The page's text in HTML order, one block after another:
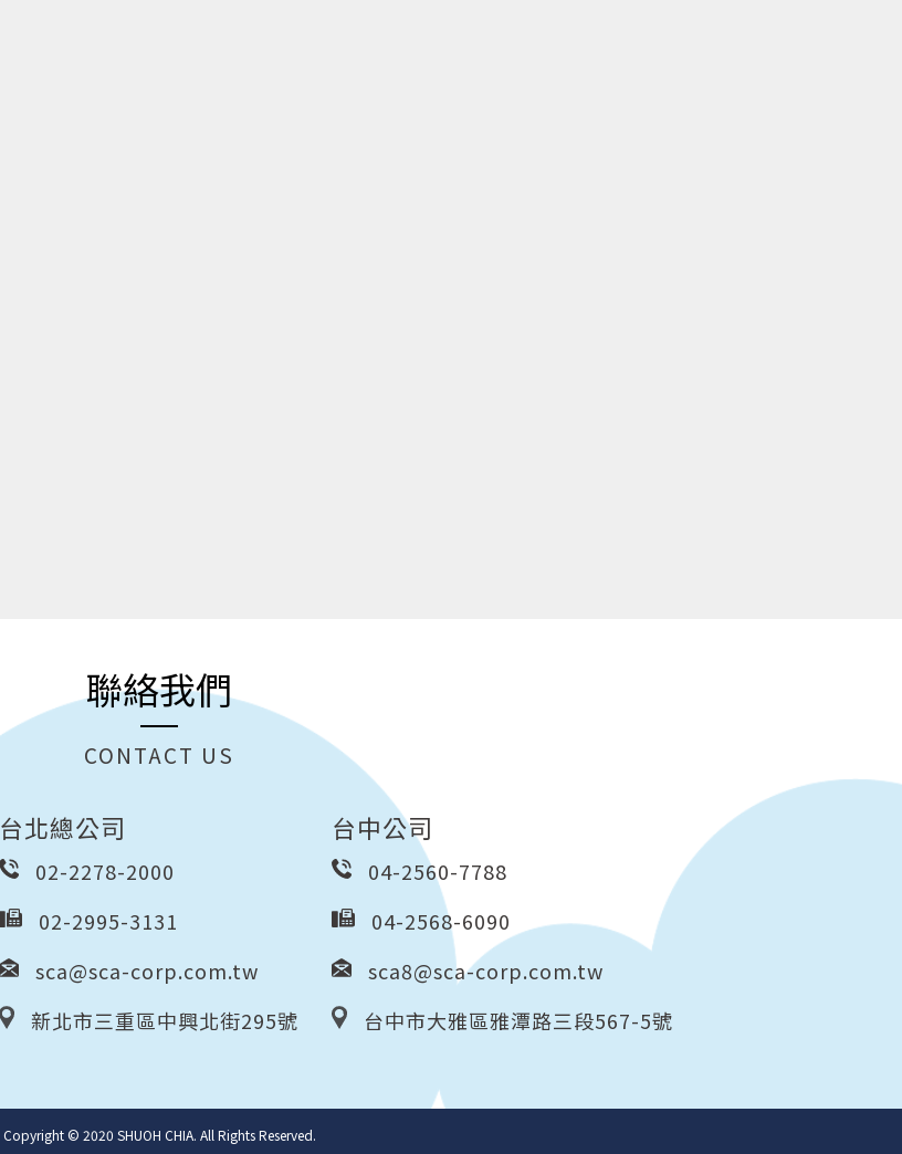
聯絡我們
CONTACT US
台北總公司
02-2278-2000
02-2995-3131
sca@sca-corp.com.tw
新北市三重區中興北街295號
台中公司
04-2560-7788
04-2568-6090
sca8@sca-corp.com.tw
台中市大雅區雅潭路三段567-5號
Copyright © 2020 SHUOH CHIA. All Rights Reserved.